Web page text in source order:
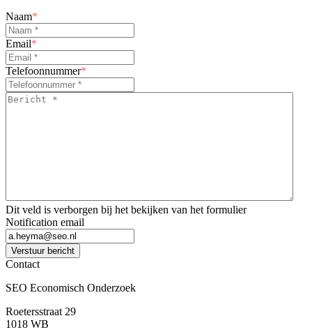
Naam*
Email*
Telefoonnummer*
Bericht
Dit veld is verborgen bij het bekijken van het formulier
Notification email
Verstuur bericht
Contact
SEO Economisch Onderzoek
Roetersstraat 29
1018 WB